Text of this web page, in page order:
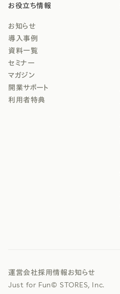
お役立ち情報
お知らせ
導入事例
資料一覧
セミナー
マガジン
開業サポート
利用者特典
運営会社採用情報お知らせ
Just for Fun© STORES, Inc.